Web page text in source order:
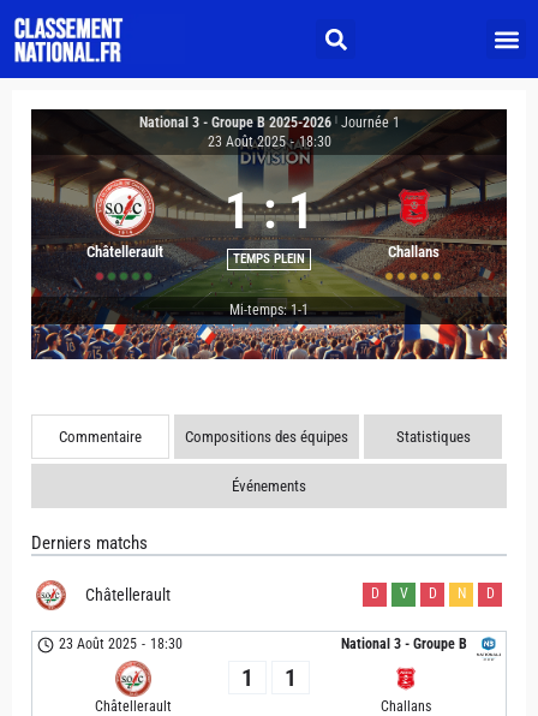
National 3 - Groupe B 2025-2026
Journée 1
23 Août 2025 - 18:30
Châtellerault
1 : 1
TEMPS PLEIN Challans
Mi-temps: 1-1
Commentaire Compositions des équipes Statistiques
Événements
Derniers matchs
Châtellerault D V D N D
National 3 - Groupe B
23 Août 2025 - 18:30
Châtellerault
1 1
Challans